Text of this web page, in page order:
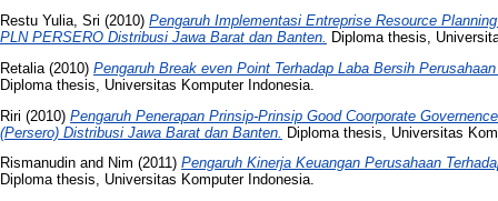
Restu Yulia, Sri (2010) Pengaruh Implementasi Entreprise Resource
PLN PERSERO Distribusi Jawa Barat dan Banten.
Diploma thesis,
Retalia (2010) Pengaruh Break even Point Terhadap Laba Bersih
Diploma thesis, Universitas Komputer Indonesia.
Riri (2010) Pengaruh Penerapan Prinsip-Prinsip Good Coorporate
(Persero) Distribusi Jawa Barat dan Banten. Diploma thesis, Universitas
Rismanudin and Nim (2011) Pengaruh Kinerja Keuangan Perusahaan
Diploma thesis, Universitas Komputer Indonesia.